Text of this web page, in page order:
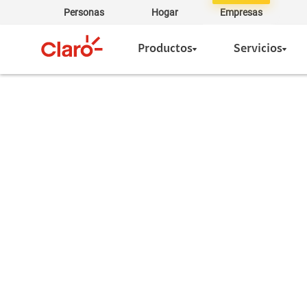
Personas Hogar Empresas
Productos Servicios